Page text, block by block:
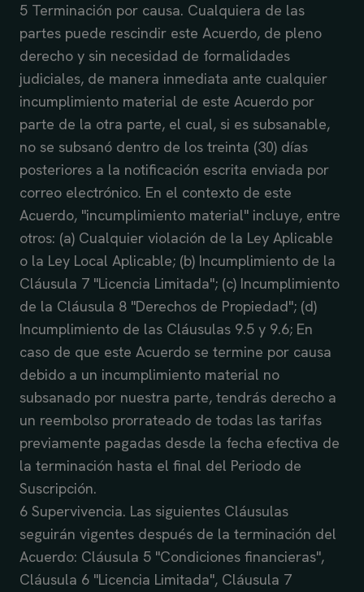
5 Terminación por causa. Cualquiera de las
partes puede rescindir este Acuerdo, de pleno
derecho y sin necesidad de formalidades
judiciales, de manera inmediata ante cualquier
incumplimiento material de este Acuerdo por
parte de la otra parte, el cual, si es subsanable,
no se subsanó dentro de los treinta (30) días
posteriores a la notificación escrita enviada por
correo electrónico. En el contexto de este
Acuerdo, "incumplimiento material" incluye, entre
otros: (a) Cualquier violación de la Ley Aplicable
o la Ley Local Aplicable; (b) Incumplimiento de la
Cláusula 7 "Licencia Limitada"; (c) Incumplimiento
de la Cláusula 8 "Derechos de Propiedad"; (d)
Incumplimiento de las Cláusulas 9.5 y 9.6; En
caso de que este Acuerdo se termine por causa
debido a un incumplimiento material no
subsanado por nuestra parte, tendrás derecho a
un reembolso prorrateado de todas las tarifas
previamente pagadas desde la fecha efectiva de
la terminación hasta el final del Periodo de
Suscripción.
6 Supervivencia. Las siguientes Cláusulas
seguirán vigentes después de la terminación del
Acuerdo: Cláusula 5 "Condiciones financieras",
Cláusula 6 "Licencia Limitada", Cláusula 7